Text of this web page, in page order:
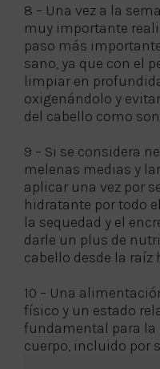
8 – Una vez a la
muy importante
paso más
sano, ya que con el
limpiar en
oxigenándolo y
del cabello como
9 – Si se considera
melenas medias y
aplicar una vez por
hidratante por todo
la sequedad y el
darle un plus de
cabello desde la raíz
10 – Una
físico y un estado
fundamental para la
cuerpo, incluido por